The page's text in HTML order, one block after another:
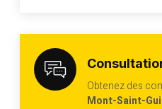
Obtenez des
Mont-Saint-